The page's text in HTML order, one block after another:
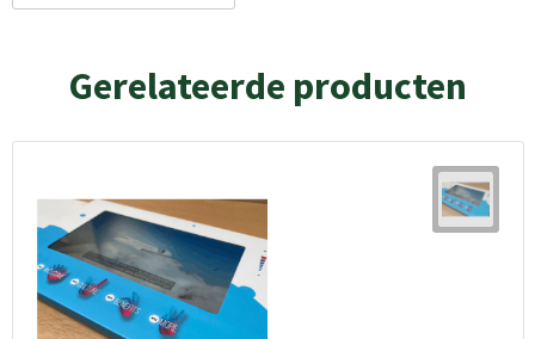
Gerelateerde producten